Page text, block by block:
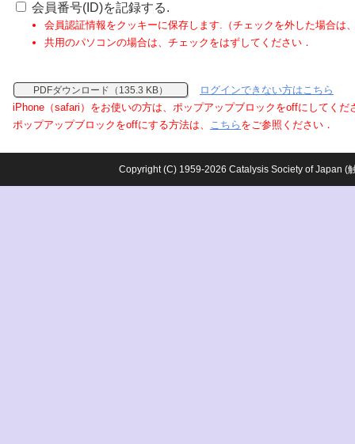
会員番号(ID)を記録する.
会員認証情報をクッキーに保存します.（チェックを外した場合は
共用のパソコンの場合は、チェックをはずしてください．
PDFダウンロード（135.3 KB）
ログインできない方はこちら
iPhone（safari）をお使いの方は、ポップアップブロックをoffにしてくだ
ポップアップブロックをoffにする方法は、 こちら をご参照ください．
Copyright (C) 1959-2026 Catalysis Society of Japan (